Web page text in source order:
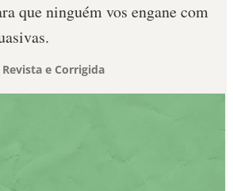
que ninguém vos engane com
e Corrigida